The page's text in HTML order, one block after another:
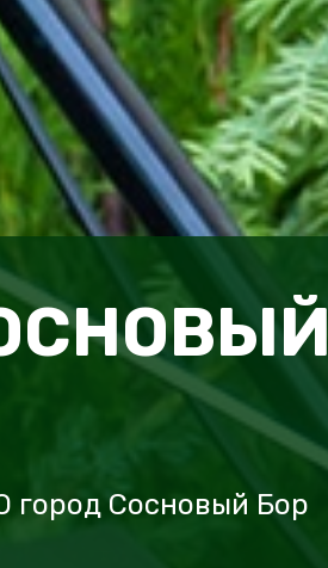
город Сосновый Бор